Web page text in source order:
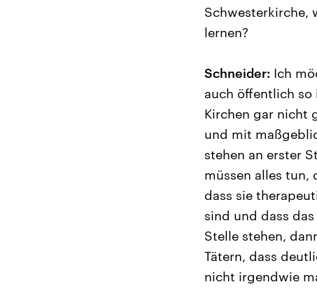
Schwesterkirche,
lernen?
Schneider: Ich
auch öffentlich so
Kirchen gar nicht
und mit
stehen an erster
müssen alles tun,
dass sie
sind und dass
Stelle stehen,
Tätern, dass
nicht irgendwie